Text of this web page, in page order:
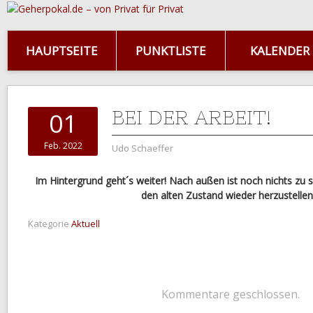
HAUPTSEITE PUNKTLISTE KALENDER
01
Feb. 2022
BEI DER ARBEIT!
Udo Schaeffer
Im Hintergrund geht´s weiter! Nach außen ist noch nichts zu
den alten Zustand wieder
Kategorie Aktuell
Kommentare geschlossen.